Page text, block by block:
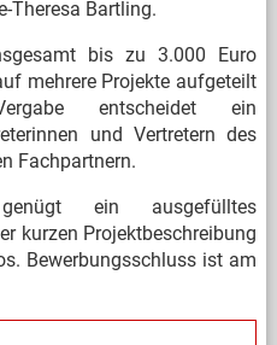
Theresa Bartling.
bis zu 3.000 Euro
mehrere Projekte aufgeteilt
entscheidet ein
und Vertretern des
Fachpartnern.
ein ausgefülltes
kurzen Projektbeschreibung
Bewerbungsschluss ist am